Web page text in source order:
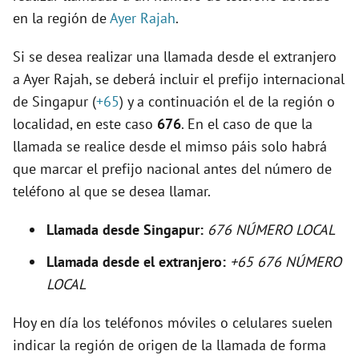
d
e
o
en la región deAyer Rajah.
Si se desea realizar una llamada desde el extranjero
a Ayer Rajah, se deberá incluir el prefijo internacional
de Singapur (+65) y a continuación el de la región o
localidad, en este caso 676. En el caso de que la
llamada se realice desde el mimso páis solo habrá
que marcar el prefijo nacional antes del número de
teléfono al que se desea llamar.
Llamada desde Singapur: 676 NÚMERO LOCAL
Llamada desde el extranjero: +65 676 NÚMERO
LOCAL
Hoy en día los teléfonos móviles o celulares suelen
indicar la región de origen de la llamada de forma